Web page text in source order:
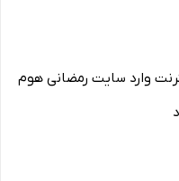
وارد سایت رمضانی هوم